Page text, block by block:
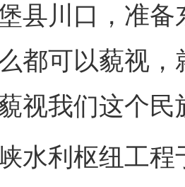
县川口，准
都可以藐视
视我们这个民
利枢纽工程